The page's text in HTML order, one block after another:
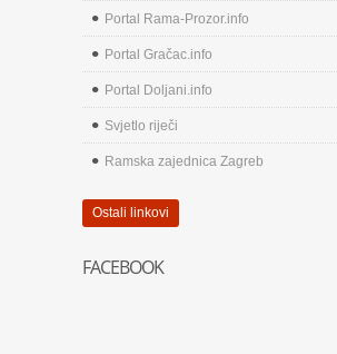
Portal Rama-Prozor.info
Portal Gračac.info
Portal Doljani.info
Svjetlo riječi
Ramska zajednica Zagreb
Ostali linkovi
FACEBOOK